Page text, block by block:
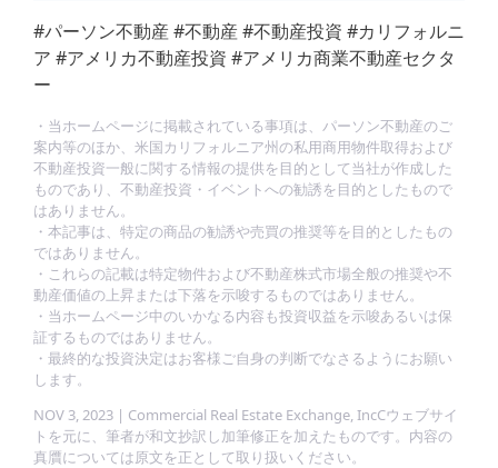
#パーソン不動産 #不動産 #不動産投資 #カリフォルニ
ア #アメリカ不動産投資 #アメリカ商業不動産セクタ
ー
・当ホームページに掲載されている事項は、パーソン不動産のご
案内等のほか、米国カリフォルニア州の私用商用物件取得および
不動産投資一般に関する情報の提供を目的として当社が作成した
ものであり、不動産投資・イベントへの勧誘を目的としたもので
はありません。
・本記事は、特定の商品の勧誘や売買の推奨等を目的としたもの
ではありません。
・これらの記載は特定物件および不動産株式市場全般の推奨や不
動産価値の上昇または下落を示唆するものではありません。
・当ホームページ中のいかなる内容も投資収益を示唆あるいは保
証するものではありません。
・最終的な投資決定はお客様ご自身の判断でなさるようにお願い
します。
NOV 3, 2023 | Commercial Real Estate Exchange, IncCウェブサイ
トを元に、筆者が和文抄訳し加筆修正を加えたものです。内容の
真贋については原文を正として取り扱いください。